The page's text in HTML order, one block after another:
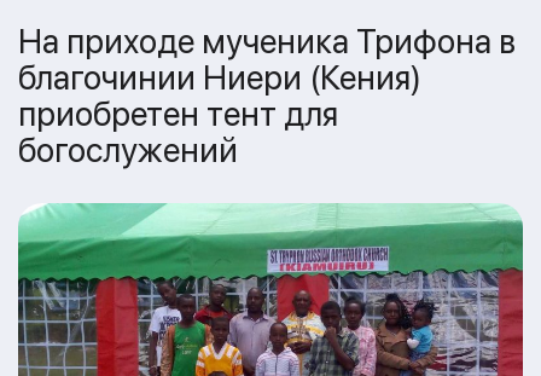
На приходе мученика Трифона в
благочинии Ниери (Кения)
приобретен тент для
богослужений